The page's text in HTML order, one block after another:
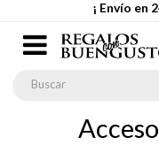
¡ Envío en